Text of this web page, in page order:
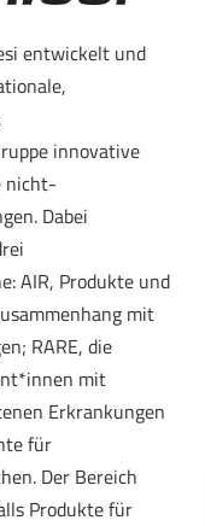
entwickelt und
innovative
nicht-
Dabei
AIR, Produkte und
mit
RARE, die
mit
Erkrankungen
für
Der Bereich
Produkte für